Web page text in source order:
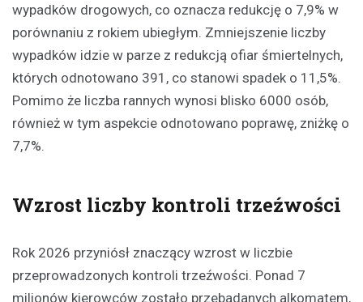
wypadków drogowych, co oznacza redukcję o 7,9% w
porównaniu z rokiem ubiegłym. Zmniejszenie liczby
wypadków idzie w parze z redukcją ofiar śmiertelnych,
których odnotowano 391, co stanowi spadek o 11,5%.
Pomimo że liczba rannych wynosi blisko 6000 osób,
również w tym aspekcie odnotowano poprawę, zniżkę o
7,7%.
Wzrost liczby kontroli trzeźwości
Rok 2026 przyniósł znaczący wzrost w liczbie
przeprowadzonych kontroli trzeźwości. Ponad 7
milionów kierowców zostało przebadanych alkomatem,